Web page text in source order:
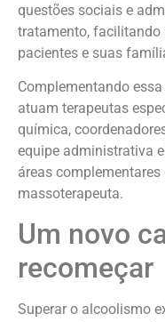
questões sociais e
tratamento, facilitando
pacientes e suas
Complementando
atuam terapeutas
química,
equipe administrativa
áreas
massoterapeuta.
Um novo
recomeçar
Superar o alcoolismo